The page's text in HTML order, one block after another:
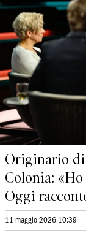
Originario di
Colonia:
Oggi
11 maggio 2026 10:39